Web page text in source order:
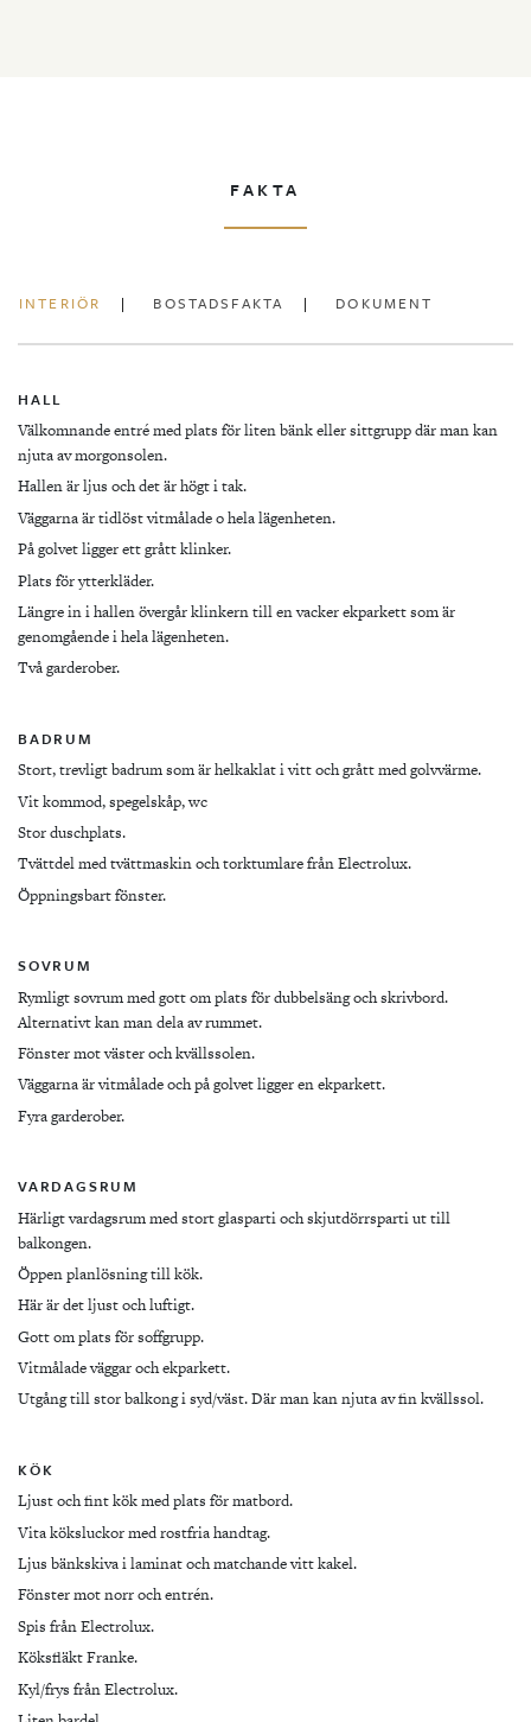
FAKTA
INTERIÖR BOSTADSFAKTA DOKUMENT
HALL
Välkomnande entré med plats för liten bänk eller sittgrupp där man kan
njuta av morgonsolen.
Hallen är ljus och det är högt i tak.
Väggarna är tidlöst vitmålade o hela lägenheten.
På golvet ligger ett grått klinker.
Plats för ytterkläder.
Längre in i hallen övergår klinkern till en vacker ekparkett som är
genomgående i hela lägenheten.
Två garderober.
BADRUM
Stort, trevligt badrum som är helkaklat i vitt och grått med golvvärme.
Vit kommod, spegelskåp, wc
Stor duschplats.
Tvättdel med tvättmaskin och torktumlare från Electrolux.
Öppningsbart fönster.
SOVRUM
Rymligt sovrum med gott om plats för dubbelsäng och skrivbord.
Alternativt kan man dela av rummet.
Fönster mot väster och kvällssolen.
Väggarna är vitmålade och på golvet ligger en ekparkett.
Fyra garderober.
VARDAGSRUM
Härligt vardagsrum med stort glasparti och skjutdörrsparti ut till
balkongen.
Öppen planlösning till kök.
Här är det ljust och luftigt.
Gott om plats för soffgrupp.
Vitmålade väggar och ekparkett.
Utgång till stor balkong i syd/väst. Där man kan njuta av fin kvällssol.
KÖK
Ljust och fint kök med plats för matbord.
Vita köksluckor med rostfria handtag.
Ljus bänkskiva i laminat och matchande vitt kakel.
Fönster mot norr och entrén.
Spis från Electrolux.
Köksfläkt Franke.
Kyl/frys från Electrolux.